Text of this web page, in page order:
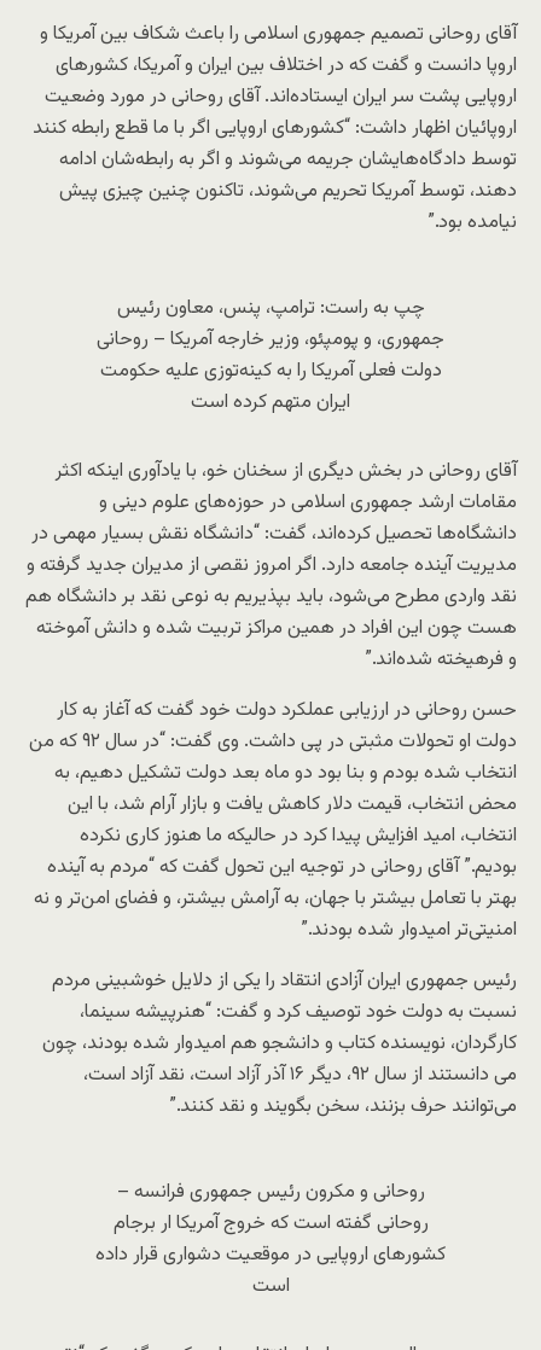
آقای روحانی تصمیم جمهوری اسلامی را باعث شکاف بین آمریکا و
اروپا دانست و گفت که در اختلاف بین ایران و آمریکا، کشورهای
اروپایی پشت سر ایران ایستاده‌اند. آقای روحانی در مورد وضعیت
اروپائیان اظهار داشت: “کشورهای اروپایی اگر با ما قطع رابطه کنند
توسط دادگاه‌هایشان جریمه می‌شوند و اگر به رابطه‌شان ادامه
دهند، توسط آمریکا تحریم می‌شوند، تاکنون چنین چیزی پیش
نیامده بود.”
چپ به راست: ترامپ، پنس، معاون رئیس
جمهوری، و پومپئو، وزیر خارجه آمریکا – روحانی
دولت فعلی آمریکا را به کینه‌توزی علیه حکومت
ایران متهم کرده است
آقای روحانی در بخش دیگری از سخنان خو، با یادآوری اینکه اکثر
مقامات ارشد جمهوری اسلامی در حوزه‌های علوم دینی و
دانشگاه‌ها تحصیل کرده‌اند، گفت: “دانشگاه نقش بسیار مهمی در
مدیریت آینده جامعه دارد. اگر امروز نقصی از مدیران جدید گرفته و
نقد واردی مطرح می‌شود، باید بپذیریم به نوعی نقد بر دانشگاه هم
هست چون این افراد در همین مراکز تربیت شده‌ و دانش آموخته
و فرهیخته شده‌اند.”
حسن روحانی در ارزیابی عملکرد دولت خود گفت که آغاز به کار
دولت او تحولات مثبتی در پی داشت. وی گفت: “در سال ۹۲ که من
انتخاب شده بودم و بنا بود دو ماه بعد دولت تشکیل دهیم، به
محض انتخاب، قیمت دلار کاهش یافت و بازار آرام شد، با این
انتخاب، امید افزایش پیدا کرد در حالیکه ما هنوز کاری نکرده
بودیم.” آقای روحانی در توجیه این تحول گفت که “مردم به آینده
بهتر با تعامل بیشتر با جهان، به آرامش بیشتر، و فضای امن‌تر و نه
امنیتی‌تر امیدوار شده بودند.”
رئیس جمهوری ایران آزادی انتقاد را یکی از دلایل خوشبینی مردم
نسبت به دولت خود توصیف کرد و گفت: “هنرپیشه سینما،
کارگردان، نویسنده کتاب و دانشجو هم امیدوار شده بودند، چون
می دانستند از سال ۹۲، دیگر ١۶ آذر آزاد است، نقد آزاد است،
می‌توانند حرف بزنند، سخن بگویند و نقد کنند.”
روحانی و مکرون رئیس جمهوری فرانسه –
روحانی گفته است که خروج آمریکا ار برجام
کشورهای اروپایی در موقعیت دشواری قرار داده
است